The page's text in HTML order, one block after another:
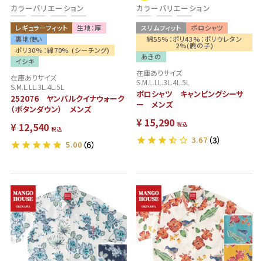
カラーバリエーション
レギュラーフィット
生地：厚
裏地使い
ポリ30%：綿70% (シーチング)
イシキ
在庫ありサイズ
S.M.L.LL.3L.4L.5L
252076 ヤンバルクイナウォーク
（ボタンダウン） メンズ
¥ 12,540 税込
5.00 （6）
カラーバリエーション
スリムフィット
ポロシャツ
綿55%：ポリ43%：ポリウレタン
2%(鹿の子)
あきの
在庫ありサイズ
S.M.L.LL.3L.4L.5L
ポロシャツ キャンピングシーサ
ー メンズ
¥ 15,290 税込
3.67 （3）